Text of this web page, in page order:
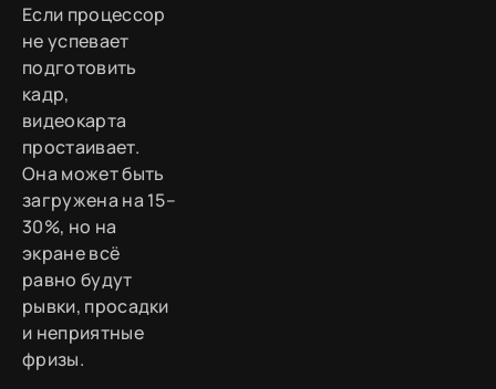
Если процессор
не успевает
подготовить
кадр,
видеокарта
простаивает.
Она может быть
загружена на 15–
30%, но на
экране всё
равно будут
рывки, просадки
и неприятные
фризы.